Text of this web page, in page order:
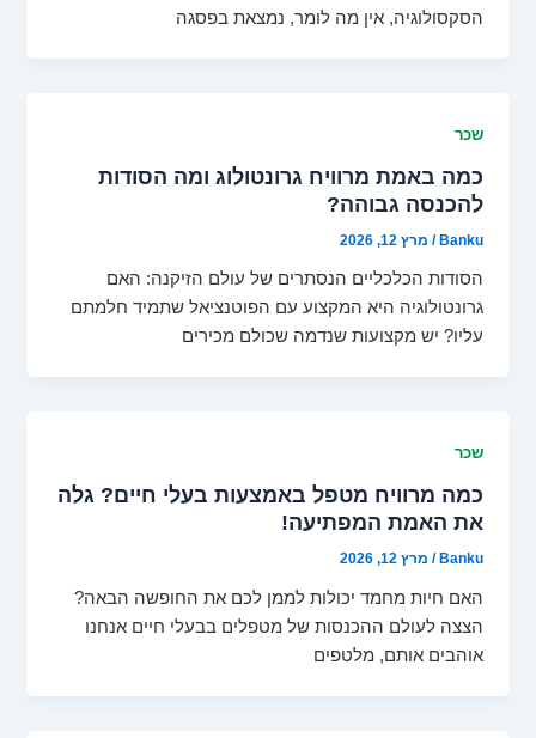
הסקסולוגיה, אין מה לומר, נמצאת בפסגה
שכר
כמה באמת מרוויח גרונטולוג ומה הסודות
להכנסה גבוהה?
Banku
/ מרץ 12, 2026
הסודות הכלכליים הנסתרים של עולם הזיקנה: האם
גרונטולוגיה היא המקצוע עם הפוטנציאל שתמיד חלמתם
עליו? יש מקצועות שנדמה שכולם מכירים
שכר
כמה מרוויח מטפל באמצעות בעלי חיים? גלה
את האמת המפתיעה!
Banku
/ מרץ 12, 2026
האם חיות מחמד יכולות לממן לכם את החופשה הבאה?
הצצה לעולם ההכנסות של מטפלים בבעלי חיים אנחנו
אוהבים אותם, מלטפים